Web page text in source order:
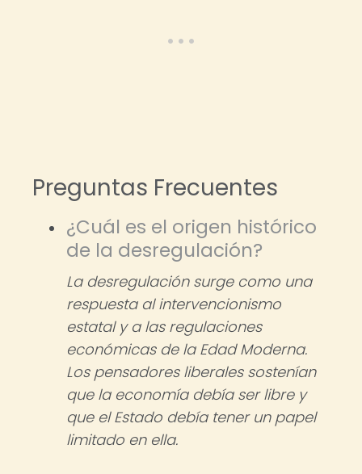
Preguntas Frecuentes
¿Cuál es el origen histórico
de la desregulación?
La desregulación surge como una
respuesta al intervencionismo
estatal y a las regulaciones
económicas de la Edad Moderna.
Los pensadores liberales sostenían
que la economía debía ser libre y
que el Estado debía tener un papel
limitado en ella.